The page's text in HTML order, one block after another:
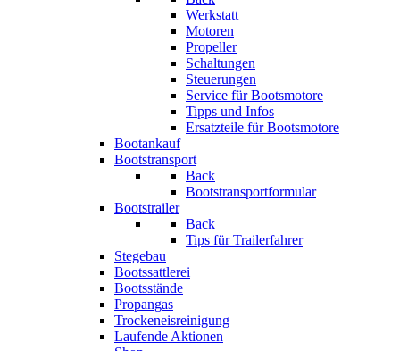
Werkstatt
Motoren
Propeller
Schaltungen
Steuerungen
Service für Bootsmotore
Tipps und Infos
Ersatzteile für Bootsmotore
Bootankauf
Bootstransport
Back
Bootstransportformular
Bootstrailer
Back
Tips für Trailerfahrer
Stegebau
Bootssattlerei
Bootsstände
Propangas
Trockeneisreinigung
Laufende Aktionen